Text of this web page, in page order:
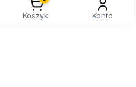
Koszyk Konto